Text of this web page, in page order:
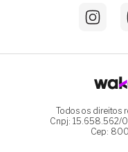
Todos os direitos
Cnpj: 15.658.562/
Cep: